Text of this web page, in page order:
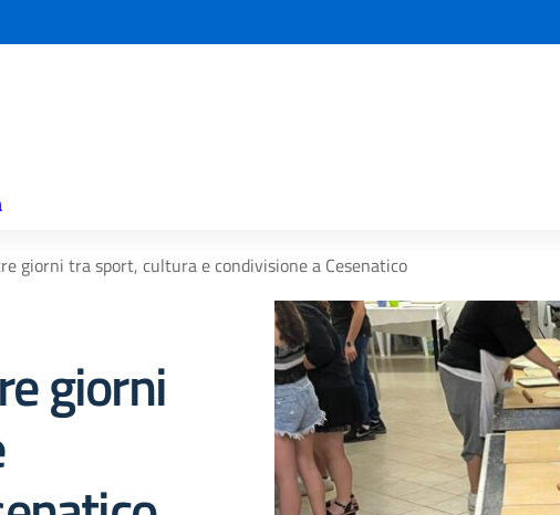
giorni tra sport, cultura e condivisione a Cesenatico
giorni